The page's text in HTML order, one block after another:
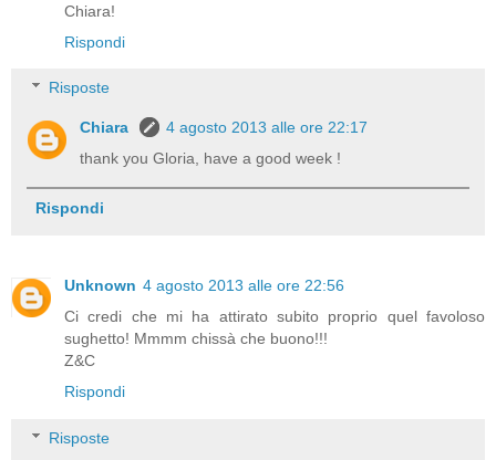
Chiara!
Rispondi
Risposte
Chiara
4 agosto 2013 alle ore 22:17
thank you Gloria, have a good week !
Rispondi
Unknown 4 agosto 2013 alle ore 22:56
Ci credi che mi ha attirato subito proprio quel favoloso
sughetto! Mmmm chissà che buono!!!
Z&C
Rispondi
Risposte